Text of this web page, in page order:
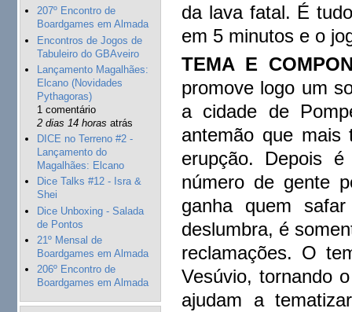
207º Encontro de
Boardgames em Almada
Encontros de Jogos de
Tabuleiro do GBAveiro
Lançamento Magalhães:
Elcano (Novidades
Pythagoras)
1 comentário
2 dias 14 horas atrás
DICE no Terreno #2 -
Lançamento do
Magalhães: Elcano
Dice Talks #12 - Isra &
Shei
Dice Unboxing - Salada
de Pontos
21º Mensal de
Boardgames em Almada
206º Encontro de
Boardgames em Almada
da lava fatal. É
em 5 minutos e o
TEMA E
promove logo um
a cidade de
antemão que
erupção. Depois
número de gente
ganha quem
deslumbra, é
reclamações. O
Vesúvio, tornando
ajudam a